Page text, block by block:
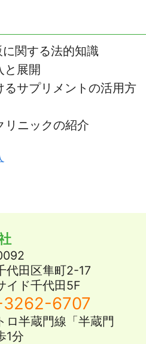
関する法的知識
展開
サプリメントの活用方
ニックの紹介
代田区隼町2-17
イド千代田5F
6707
ロ半蔵門線「半蔵門
1分